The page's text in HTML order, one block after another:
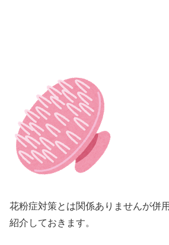
花粉症対策とは関係ありませんが併
紹介しておきます。